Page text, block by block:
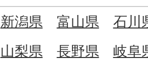
新潟県 富山県
石川
山梨県
長野県
岐阜